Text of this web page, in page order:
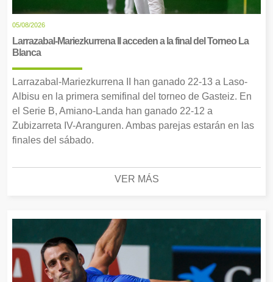
05/08/2026
Larrazabal-Mariezkurrena II acceden a la final del Torneo La
Blanca
Larrazabal-Mariezkurrena II han ganado 22-13 a Laso-
Albisu en la primera semifinal del torneo de Gasteiz. En
el Serie B, Amiano-Landa han ganado 22-12 a
Zubizarreta IV-Aranguren. Ambas parejas estarán en las
finales del sábado.
VER MÁS